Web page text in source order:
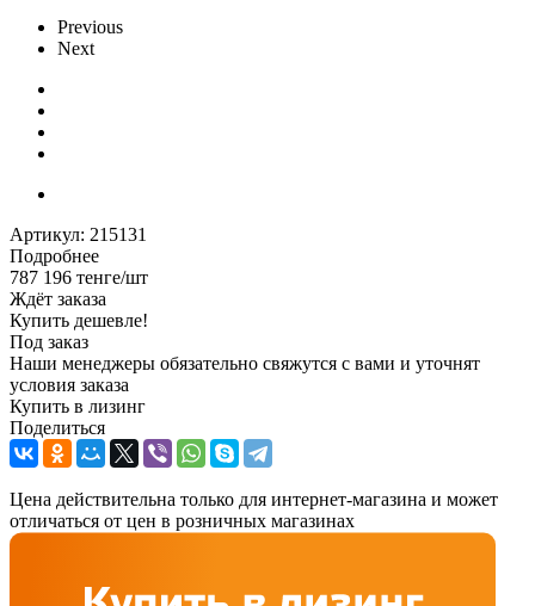
Previous
Next
Артикул: 215131
Подробнее
787 196 тенге/шт
Ждёт заказа
Купить дешевле!
Под заказ
Наши менеджеры обязательно свяжутся с вами и уточнят
условия заказа
Купить в лизинг
Поделиться
Цена действительна только для интернет-магазина и может
отличаться от цен в розничных магазинах